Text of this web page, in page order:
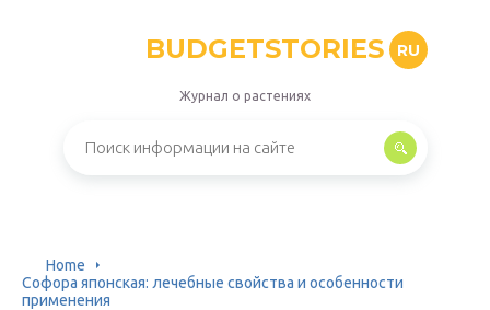
BUDGETSTORIES RU
Журнал о растениях
Home
Софора японская: лечебные свойства и особенности
применения